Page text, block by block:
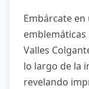
Embárcate en
emblemáticas
Valles
lo largo de la
revelando